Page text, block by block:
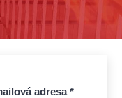
adresa*Povinné